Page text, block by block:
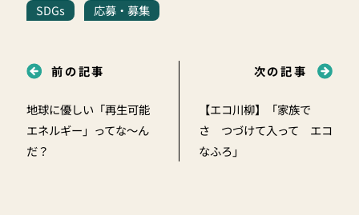
SDGs 応募・募集
前の記事
地球に優しい「再生可能
エネルギー」ってな～ん
だ？
次の記事
【エコ川柳】「家族で
さ つづけて入って エコ
なふろ」